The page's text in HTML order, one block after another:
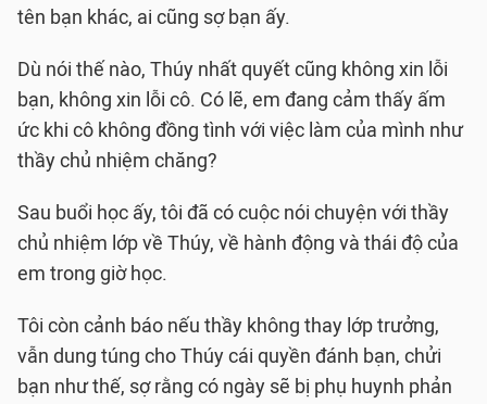
tên bạn khác, ai cũng sợ bạn ấy.
Dù nói thế nào, Thúy nhất quyết cũng không xin lỗi
bạn, không xin lỗi cô. Có lẽ, em đang cảm thấy ấm
ức khi cô không đồng tình với việc làm của mình như
thầy chủ nhiệm chăng?
Sau buổi học ấy, tôi đã có cuộc nói chuyện với thầy
chủ nhiệm lớp về Thúy, về hành động và thái độ của
em trong giờ học.
Tôi còn cảnh báo nếu thầy không thay lớp trưởng,
vẫn dung túng cho Thúy cái quyền đánh bạn, chửi
bạn như thế, sợ rằng có ngày sẽ bị phụ huynh phản